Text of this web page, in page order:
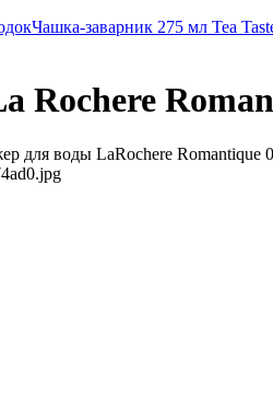
Чашка-заварник 275 мл Tea
Rochere
для воды LaRochere